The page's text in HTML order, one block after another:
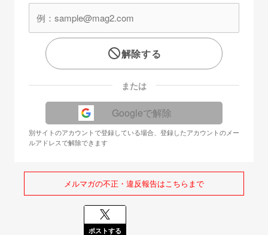
解除する
または
Googleで解除
別サイトのアカウントで登録している場合、登録したアカウントのメー
ルアドレスで解除できます
メルマガの不正・違反報告はこちらまで
ポストする